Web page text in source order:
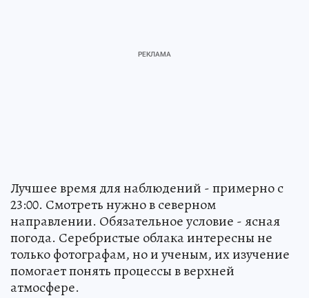
Лучшее время для наблюдений - примерно с
23:00. Смотреть нужно в северном
направлении. Обязательное условие - ясная
погода. Серебристые облака интересны не
только фотографам, но и ученым, их изучение
помогает понять процессы в верхней
атмосфере.